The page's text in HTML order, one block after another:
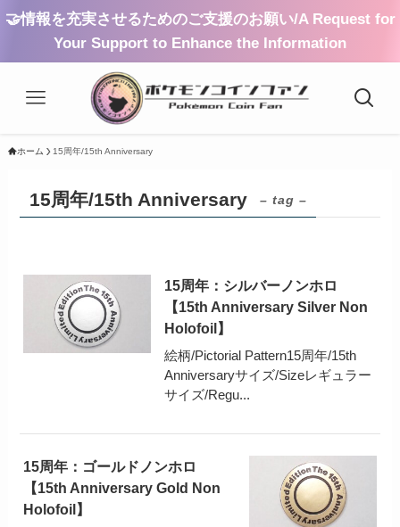
🤝情報を充実させるためのご支援のお願い/A Request for
Your Support to Enhance the Information
ホーム 15周年/15th Anniversary
15周年/15th Anniversary – tag –
15周年：シルバーノンホロ
【15th Anniversary Silver Non
Holofoil】
絵柄/Pictorial Pattern15周年/15th
Anniversaryサイズ/Sizeレギュラー
サイズ/Regu...
15周年：ゴールドノンホロ
【15th Anniversary Gold Non
Holofoil】